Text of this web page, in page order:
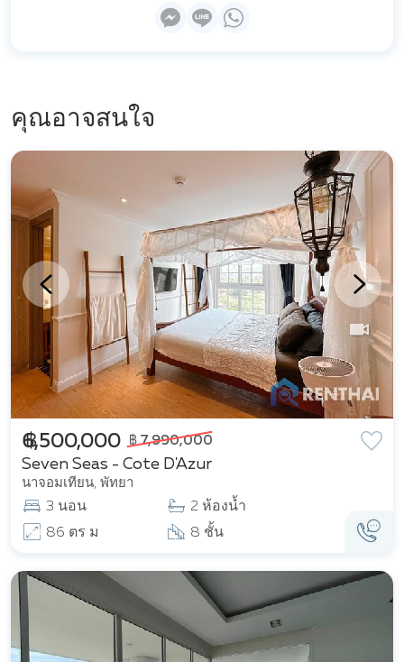
คุณอาจสนใจ
Seven Seas - Cote D'Azur
นาจอมเทียน, พัทยา
฿ 6,500,000 ฿ 7,990,000
3 นอน
2 ห้องน้ำ
86 ตร ม
8 ชั้น